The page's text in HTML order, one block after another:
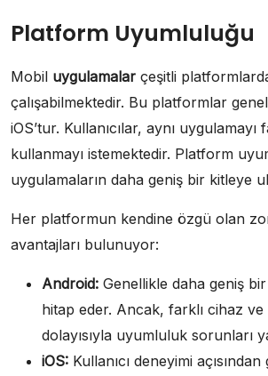
Platform Uyumluluğu
Mobil uygulamalar çeşitli
çalışabilmektedir. Bu platformlar
iOS’tur. Kullanıcılar, aynı uygulamayı
kullanmayı istemektedir. Platform
uygulamaların daha geniş bir kitleye
Her platformun kendine özgü olan
avantajları bulunuyor:
Android: Genellikle daha geniş bir
hitap eder. Ancak, farklı cihaz ve
dolayısıyla uyumluluk sorunları
iOS: Kullanıcı deneyimi